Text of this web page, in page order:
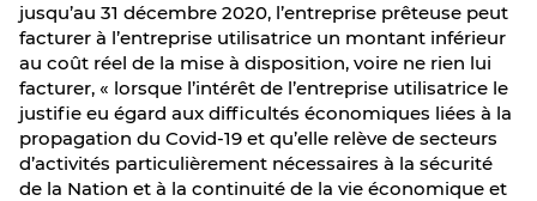
jusqu’au 31 décembre 2020, l’entreprise prêteuse peut
facturer à l’entreprise utilisatrice un montant inférieur
au coût réel de la mise à disposition, voire ne rien lui
facturer, « lorsque l’intérêt de l’entreprise utilisatrice le
justifie eu égard aux difficultés économiques liées à la
propagation du Covid-19 et qu’elle relève de secteurs
d’activités particulièrement nécessaires à la sécurité
de la Nation et à la continuité de la vie économique et